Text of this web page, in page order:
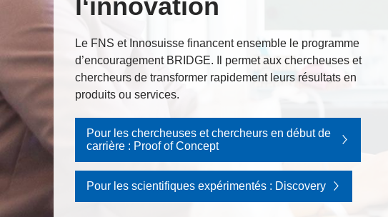
Le FNS et Innosuisse financent ensemble le programme
d’encouragement BRIDGE. Il permet aux chercheuses et
chercheurs de transformer rapidement leurs résultats en
produits ou services.
Pour les chercheuses et chercheurs en début de
carrière : Proof of Concept
Pour les scientifiques expérimentés : Discovery